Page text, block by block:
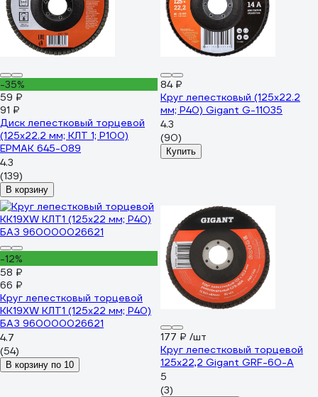
-35%
59 ₽
91 ₽
Диск лепестковый торцевой
(125х22.2 мм; КЛТ 1; Р100)
ЕРМАК 645-089
4.3
(139)
В корзину
84 ₽
Круг лепестковый (125x22.2
мм; P40) Gigant G-11035
4.3
(90)
Купить
-12%
58 ₽
66 ₽
Круг лепестковый торцевой
KK19XW КЛТ1 (125х22 мм; P40)
БАЗ 960000026621
4.7
(54)
В корзину по 10
177 ₽ /шт
Круг лепестковый торцевой
125x22,2 Gigant GRF-60-А
5
(3)